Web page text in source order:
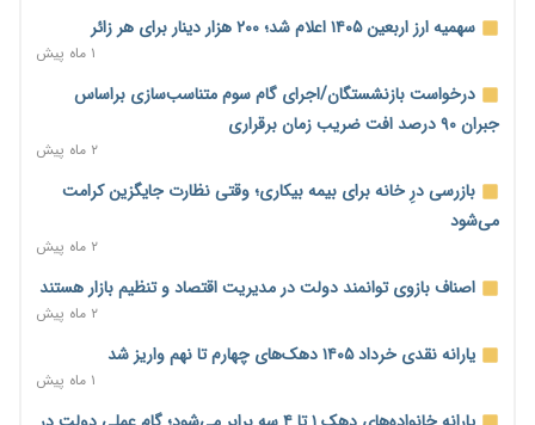
ترمز تولید خودرو کشیده شد؛ افت ۲۵ درصدی تیراژ ایران‌خودرو،
سایپا و پارس‌خودرو
۲ روز پیش
نماینده مجلس: توسعه مرزهای زمینی به راهبرد تأمین کالاهای
۲ روز پیش
خانه کارگر قزوین: شکاف دستمزد و هزینه معیشت هر روز عمیق‌تر
می‌شود
۲ روز پیش
رئیس سازمان امور مالیاتی: بلاگرهای پردرآمد مشمول پرداخت
سهمیه ارز اربعین ۱۴۰۵ اعلام شد؛ ۲۰۰ هزار دینار برای هر زائر
۱ ماه پیش
درخواست بازنشستگان/اجرای گام سوم متناسب‌سازی براساس
جبران ۹۰ درصد افت ضریب زمان برقراری
۲ ماه پیش
بازرسی درِ خانه برای بیمه بیکاری؛ وقتی نظارت جایگزین کرامت
می‌شود
۲ ماه پیش
اصناف بازوی توانمند دولت در مدیریت اقتصاد و تنظیم بازار هستند
۲ ماه پیش
یارانه نقدی خرداد ۱۴۰۵ دهک‌های چهارم تا نهم واریز شد
۱ ماه پیش